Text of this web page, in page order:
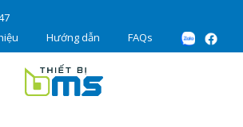
Hướng dẫn FAQs